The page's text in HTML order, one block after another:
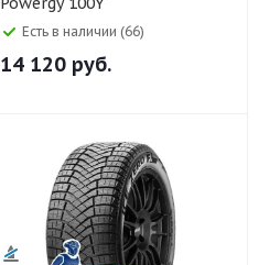
Есть в наличии (66)
14 120 руб.